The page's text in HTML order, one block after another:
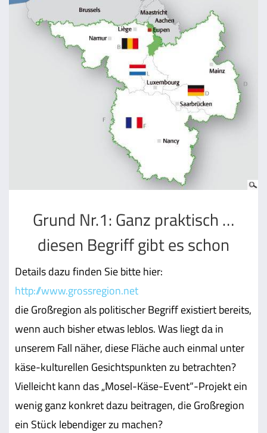
Grund Nr.1: Ganz praktisch …
diesen Begriff gibt es schon
Details dazu finden Sie bitte hier:
http://www.grossregion.net
die Großregion als politischer Begriff existiert bereits,
wenn auch bisher etwas leblos. Was liegt da in
unserem Fall näher, diese Fläche auch einmal unter
käse-kulturellen Gesichtspunkten zu betrachten?
Vielleicht kann das „Mosel-Käse-Event“-Projekt ein
wenig ganz konkret dazu beitragen, die Großregion
ein Stück lebendiger zu machen?